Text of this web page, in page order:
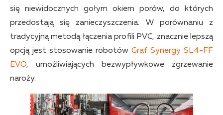
się niewidocznych gołym okiem porów, do których
przedostają się zanieczyszczenia. W porównaniu z
tradycyjną metodą łączenia profili PVC, znacznie lepszą
opcją jest stosowanie robotów Graf Synergy SL4-FF
EVO, umożliwiających bezwypływkowe zgrzewanie
naroży.